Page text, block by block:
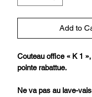
Add to
Couteau office « K 1
pointe rabattue.
Ne va pas au lave-